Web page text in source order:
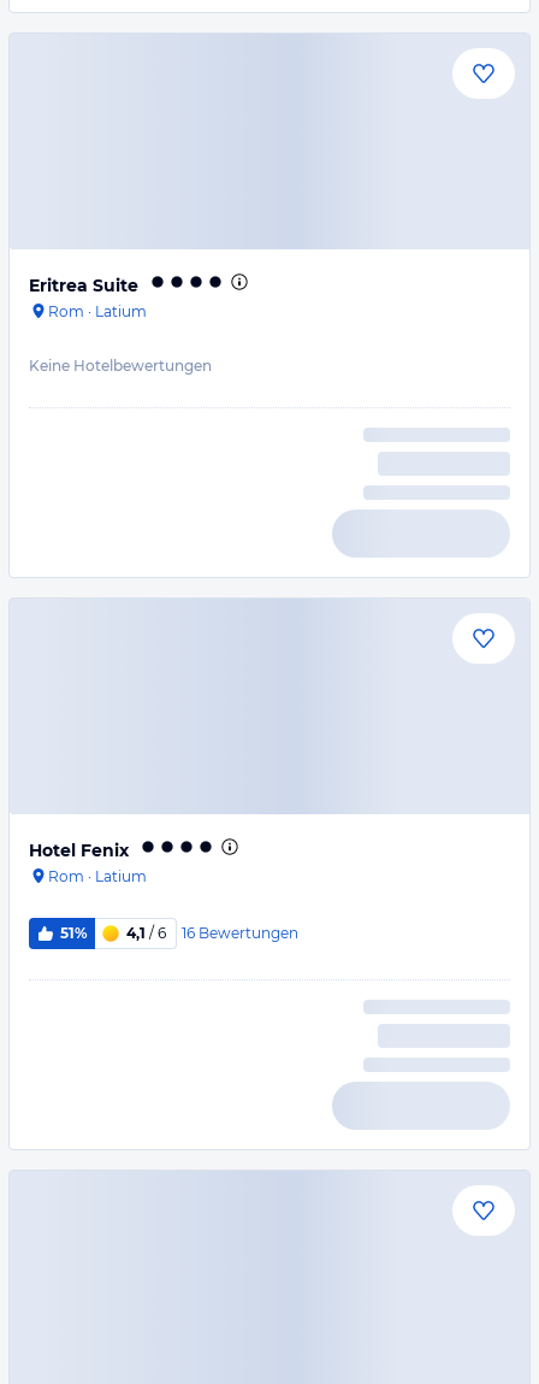
Eritrea Suite
Rom · Latium
Keine Hotelbewertungen
Hotel Fenix
Rom · Latium
51% 4,1 / 6 16 Bewertungen